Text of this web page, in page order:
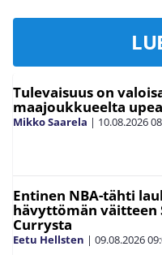
Tulevaisuus on
maajoukkueelta
Mikko Saarela | 10.08.2026
Entinen NBA-tähti
hävyttömän väitteen
Currysta
Eetu Hellsten | 09.08.2026